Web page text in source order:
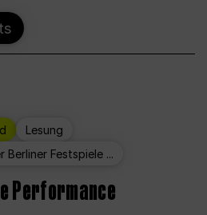
Lesung
Berliner Festspiele ...
Performance